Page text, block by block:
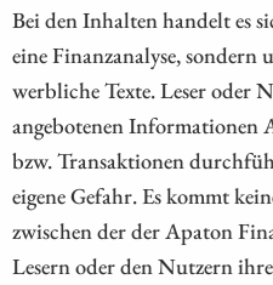
Bei den Inhalten handelt es
eine Finanzanalyse, sondern
werbliche Texte. Leser oder
angebotenen Informationen
bzw. Transaktionen
eigene Gefahr. Es kommt
zwischen der der Apaton
Lesern oder den Nutzern